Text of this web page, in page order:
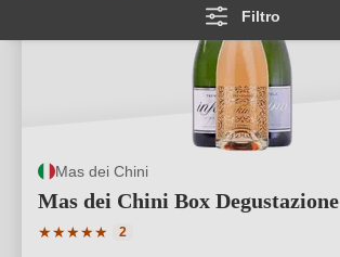
Filtro
Mas dei Chini
Mas dei Chini Box Degustazione
★★★★★
Valutazione media di 5 su 5 stelle
2